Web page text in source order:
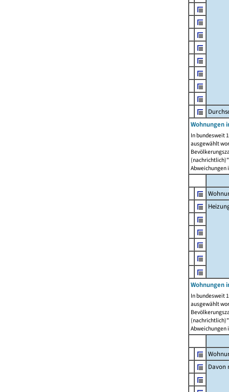
Wohnungen
In bundesweit
ausgewählt
Abweichungen
Wohnungen
In bundesweit
ausgewählt
Abweichungen
Davon